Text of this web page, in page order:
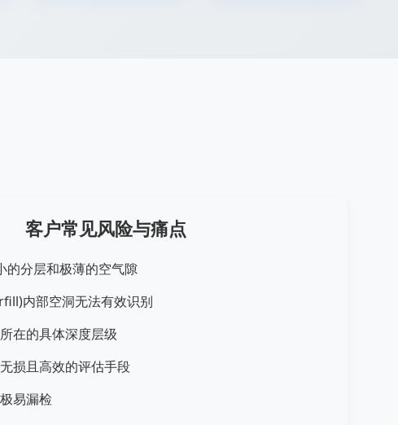
客户常见风险与痛点
的分层和极薄的空气隙
内部空洞无法有效识别
在的具体深度层级
损且高效的评估手段
易漏检